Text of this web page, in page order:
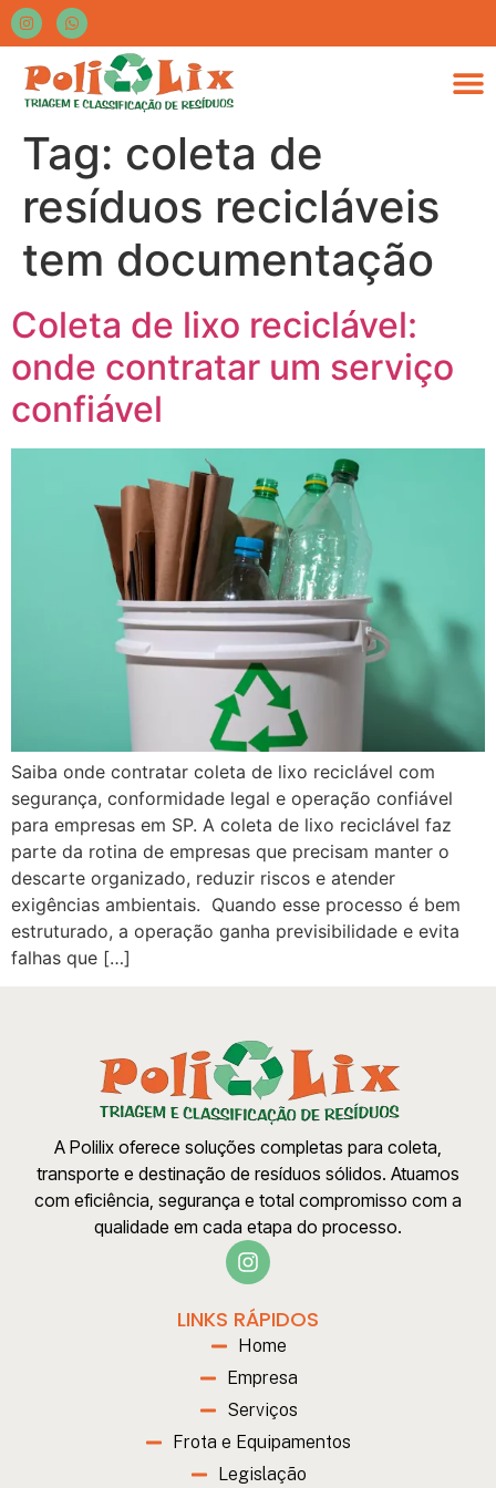
Tag: coleta de
resíduos recicláveis
tem documentação
Coleta de lixo reciclável:
onde contratar um serviço
confiável
Saiba onde contratar coleta de lixo reciclável com
segurança, conformidade legal e operação confiável
para empresas em SP. A coleta de lixo reciclável faz
parte da rotina de empresas que precisam manter o
descarte organizado, reduzir riscos e atender
exigências ambientais. Quando esse processo é bem
estruturado, a operação ganha previsibilidade e evita
falhas que […]
A Polilix oferece soluções completas para coleta,
transporte e destinação de resíduos sólidos. Atuamos
com eficiência, segurança e total compromisso com a
qualidade em cada etapa do processo.
LINKS RÁPIDOS
Home
Empresa
Serviços
Frota e Equipamentos
Legislação